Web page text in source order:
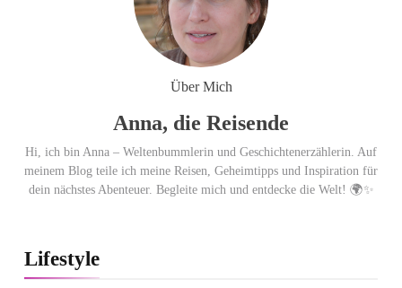
Ägypten erleben mit Builder
Travel: sicher, persönlich und gut
begleitetÜber Mich
Anna, die Reisende
Hi, ich bin Anna – Weltenbummlerin und Geschichtenerzählerin. Auf
meinem Blog teile ich meine Reisen, Geheimtipps und Inspiration für
dein nächstes Abenteuer. Begleite mich und entdecke die Welt! 🌍✨
Lifestyle